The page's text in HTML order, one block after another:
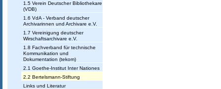
1.5 Verein Deutscher Bibliothekare
(VDB)
1.6 VdA - Verband deutscher
Archivarinnen und Archivare e.V.
1.7 Vereinigung deutscher
Wirschaftsarchivare e.V.
1.8 Fachverband für technische
Kommunikation und
Dokumentation (tekom)
2.1 Goethe-Institut Inter Nationes
2.2 Bertelsmann-Stiftung
Links und Literatur